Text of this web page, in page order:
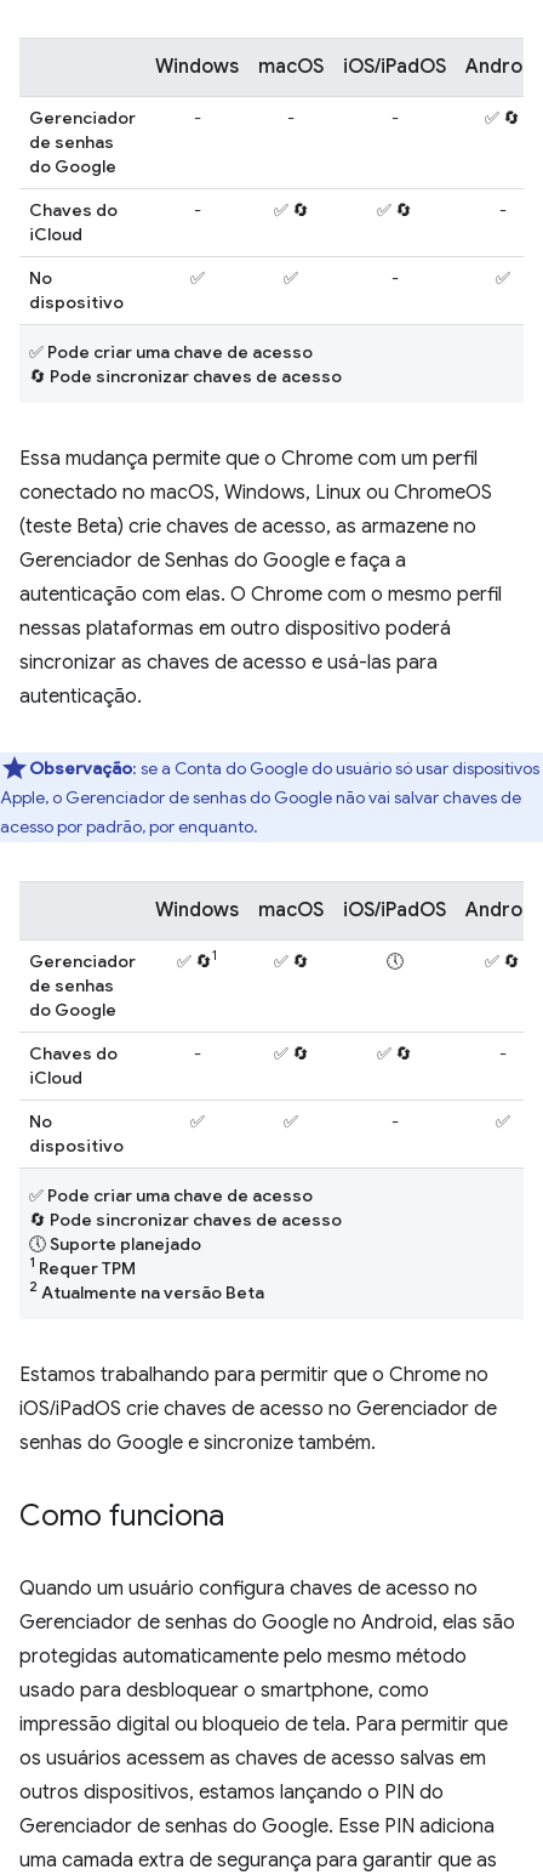
Windows macOS iOS/iPadOS Android
Gerenciador
de senhas
do Google
- - - ✅ 🔄
Chaves do
iCloud
- ✅ 🔄 ✅ 🔄 -
No
dispositivo
✅ ✅ - ✅
✅ Pode criar uma chave de acesso
🔄 Pode sincronizar chaves de acesso
Essa mudança permite que o Chrome com um perfil
conectado no macOS, Windows, Linux ou ChromeOS
(teste Beta) crie chaves de acesso, as armazene no
Gerenciador de Senhas do Google e faça a
autenticação com elas. O Chrome com o mesmo perfil
nessas plataformas em outro dispositivo poderá
sincronizar as chaves de acesso e usá-las para
autenticação.
Observação: se a Conta do Google do usuário só usar dispositivos
Apple, o Gerenciador de senhas do Google não vai salvar chaves de
acesso por padrão, por enquanto.
Windows macOS iOS/iPadOS Android
Gerenciador
de senhas
do Google
✅ 🔄1 ✅ 🔄 🕔 ✅ 🔄
Chaves do
iCloud
- ✅ 🔄 ✅ 🔄 -
No
dispositivo
✅ ✅ - ✅
✅ Pode criar uma chave de acesso
🔄 Pode sincronizar chaves de acesso
🕔 Suporte planejado
1 Requer TPM
2 Atualmente na versão Beta
Estamos trabalhando para permitir que o Chrome no
iOS/iPadOS crie chaves de acesso no Gerenciador de
senhas do Google e sincronize também.
Como funciona
Quando um usuário configura chaves de acesso no
Gerenciador de senhas do Google no Android, elas são
protegidas automaticamente pelo mesmo método
usado para desbloquear o smartphone, como
impressão digital ou bloqueio de tela. Para permitir que
os usuários acessem as chaves de acesso salvas em
outros dispositivos, estamos lançando o PIN do
Gerenciador de senhas do Google. Esse PIN adiciona
uma camada extra de segurança para garantir que as